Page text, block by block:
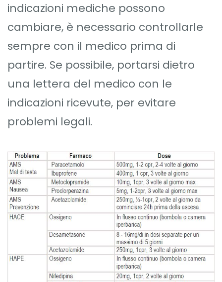
indicazioni mediche possono
cambiare, è necessario controllarle
sempre con il medico prima di
partire. Se possibile, portarsi dietro
una lettera del medico con le
indicazioni ricevute, per evitare
problemi legali.